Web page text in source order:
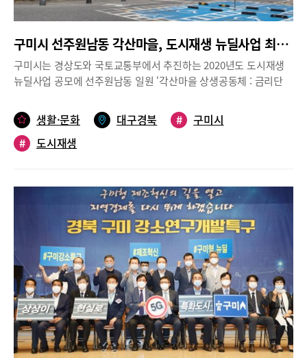
구미시 선주원남동 각산마을, 도시재생 뉴딜사업 최종 선정
구미시는 경상도와 국토교통부에서 추진하는 2020년도 도시재생
뉴딜사업 공모에 선주원남동 일원 ‘각산마을 상생공동체 : 금리단
모 선정을 통해 총 사업비 117억원을 확보했으며, 오는 2021년부터
2024년까지 4년간 사업을 추진할 예정이다. 지난 2년간 두 차례 낙
방의 아쉬움을 발판삼아 지역 주민을 중심으로 관련 공공기관과 유
주원남동 도시재생 뉴딜사업은 일반근린형으로 각산마을 16만㎡
를 사업구역으로 계획해 ▶공동체 의식을 강화하고 골목상권 지원
을 위한 ‘상생팩토리 조성사업’ ▶보행 가로환경과 주민들의 생활환
경 개선을 위한 ‘통합경관 개선사업’ ▶지역 고령층의 노인건강복지
를 위한 ‘행복놀이터 조성사업’ ▶주민의 참여와 소통으로 지속가능
한 도시재생사업의 구현을 위한 ‘통합역량 강화사업’을 단계별로 추
진해 지역주민의 생활환경을 개선하고 새롭게 형성되고 있는 골목
상권 활성화에 기여할 것으로 예상된다.이번 선정된 ‘선주원남동 도
시재생 뉴딜사업’은 중앙부처 협업사업으로 ‘도시 바람길 숲 조성사
업’ , 공기업 협력사업인 ‘공공임대주택 조성사업 및 한전지중화사
업’ 과 주택도시보증공사(HUG) 기금을 활용한 ‘소규모 점포 리모델
생활·문화 대구경북 #
구미시
#
도시재생